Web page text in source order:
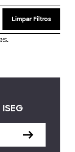
Limpar Filtros